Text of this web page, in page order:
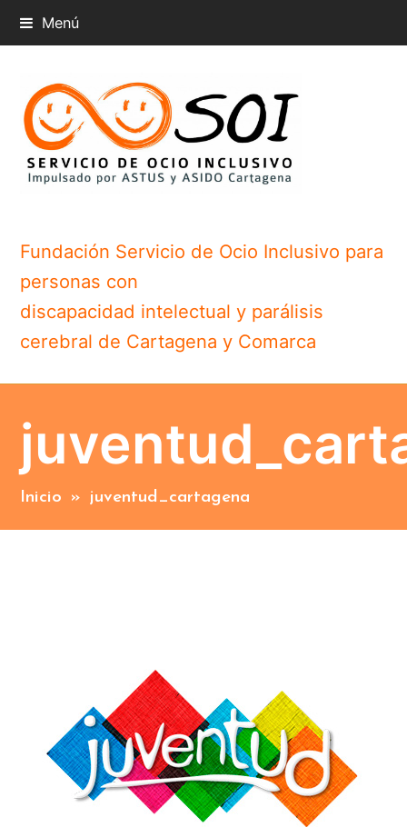
Menú
Fundación Servicio de Ocio Inclusivo para
personas con
discapacidad intelectual y parálisis
cerebral de Cartagena y Comarca
Inicio » juventud_cartagena